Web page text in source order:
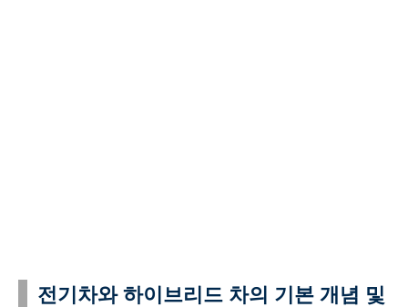
전기차와 하이브리드 차의 기본 개념 및